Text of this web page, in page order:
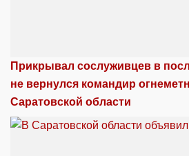
Прикрывал сослуживцев в
не вернулся командир
Саратовской области